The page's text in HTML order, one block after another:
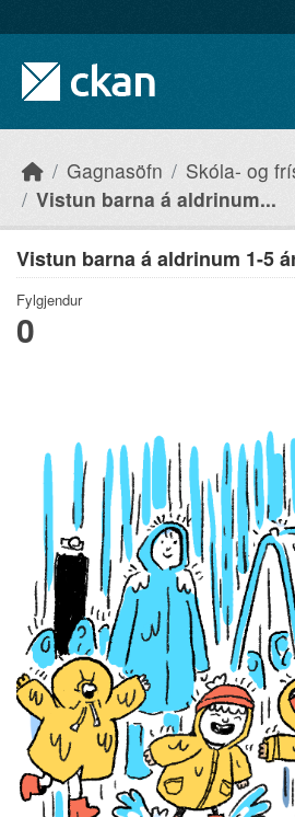
Gagnasöfn
Skóla- og
Vistun barna á aldrinum...
Vistun barna á aldrinum 1-5
Fylgjendur
0